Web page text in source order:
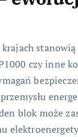
czy inne
blok może